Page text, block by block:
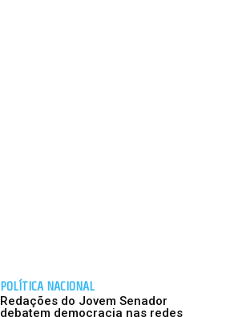
POLÍTICA NACIONAL
Redações do Jovem Senador
debatem democracia nas redes